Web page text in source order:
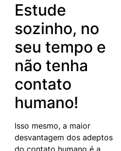
Estude
sozinho, no
seu tempo e
não tenha
contato
humano!
Isso mesmo, a maior
desvantagem dos adeptos